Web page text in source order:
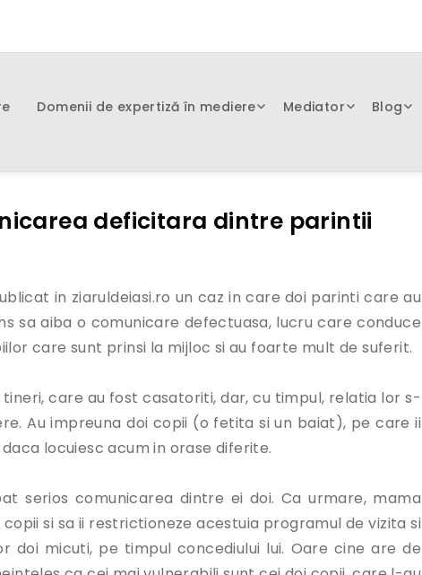
Domenii de expertiză în mediere Mediator Blog
deficitara dintre parintii
in ziaruldeiasi.ro un caz in care doi parinti care au
sa aiba o comunicare defectuasa, lucru care conduce
care sunt prinsi la mijloc si au foarte mult de suferit.
care au fost casatoriti, dar, cu timpul, relatia lor s-
Au impreuna doi copii (o fetita si un baiat), pe care ii
locuiesc acum in orase diferite.
serios comunicarea dintre ei doi. Ca urmare, mama
si sa ii restrictioneze acestuia programul de vizita si
micuti, pe timpul concediului lui. Oare cine are de